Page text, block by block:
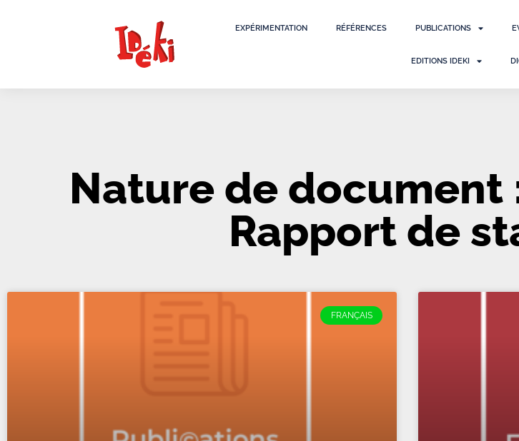
EXPÉRIMENTATION RÉFÉRENCES PUBLICATIONS
EDITIONS IDEKI
Nature de document
Rapport de
FRANÇAIS